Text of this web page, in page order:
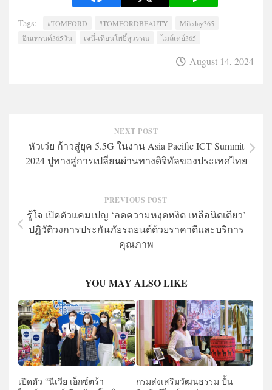
Tags: #TOMFORD #TOMFORDBEAUTY
Mileday365
อินเทรนด์365วัน
เจนี่-เทียนโพธิ์สุวรรณ ไมล์เดย์365
August 14, 2024
NEXT POST
หัวเว่ย ก้าวสู่ยุค 5.5G ในงาน Asia Pacific ICT Summit
2024 ปูทางสู่การเปลี่ยนผ่านทางดิจิทัลของประเทศไทย
PREVIOUS POST
รู้ใจ เปิดตัวแคมเปญ ‘ลดความหงุดหงิด เหลือนิดเดียว’
ปฏิวัติวงการประกันภัยรถยนต์ด้วยราคาดีและบริการ
คุณภาพ
YOU MAY ALSO LIKE
เปิดตัว “นีเวีย เอ็กซ์ตร้า
กรมส่งเสริมวัฒนธรรม ปั้น